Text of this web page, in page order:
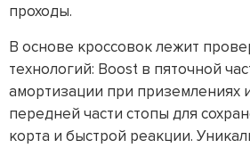
проходы.
В основе кроссовок лежит
технологий: Boost в пяточной
амортизации при приземлениях
передней части стопы для
корта и быстрой реакции.